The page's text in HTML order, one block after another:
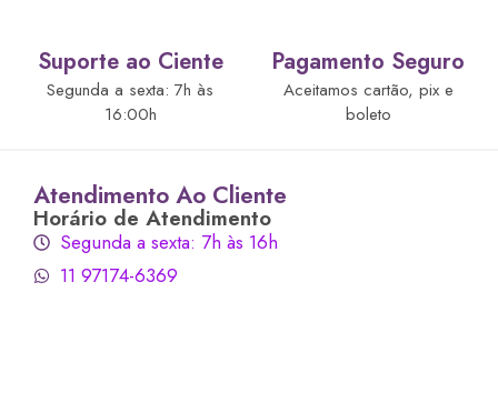
Suporte ao Ciente
Segunda a sexta: 7h às
16:00h
Pagamento Seguro
Aceitamos cartão, pix e
boleto
Atendimento Ao Cliente
Horário de Atendimento
Segunda a sexta: 7h às 16h
11 97174-6369